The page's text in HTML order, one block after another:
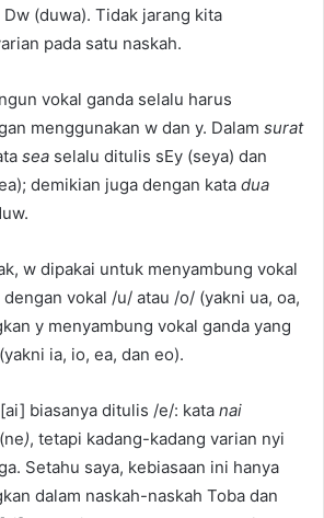
(duwa). Tidak jarang kita
pada satu naskah.
vokal ganda selalu harus
menggunakan w dan y. Dalam surat
sea selalu ditulis sEy (seya) dan
demikian juga dengan kata dua
w dipakai untuk menyambung vokal
vokal /u/ atau /o/ (yakni ua, oa,
y menyambung vokal ganda yang
ia, io, ea, dan eo).
biasanya ditulis /e/: kata nai
), tetapi kadang-kadang varian nyi
Setahu saya, kebiasaan ini hanya
dalam naskah-naskah Toba dan